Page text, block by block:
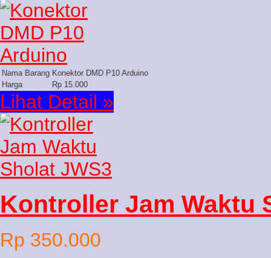
Nama Barang Konektor DMD P10 Arduino
Harga
Rp 15.000
Lihat Detail »
Kontroller Jam Waktu
Rp 350.000